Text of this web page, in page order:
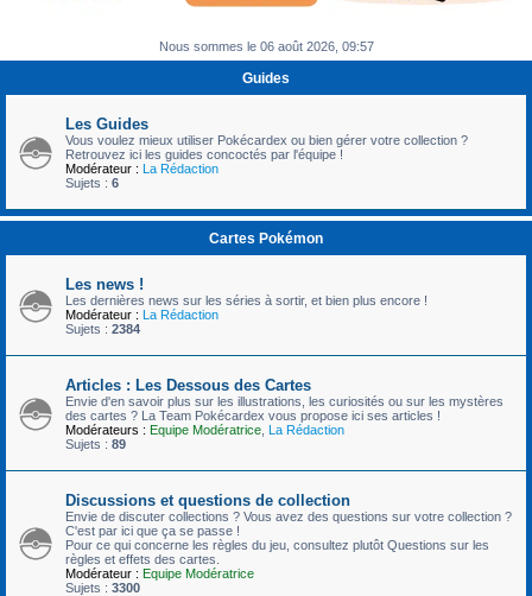
c
Nous sommes le 06 août 2026, 09:57
Guides
Les Guides
Vous voulez mieux utiliser Pokécardex ou bien gérer votre collection ?
Retrouvez ici les guides concoctés par l'équipe !
Modérateur : La Rédaction
Sujets : 6
Cartes Pokémon
Les news !
Les dernières news sur les séries à sortir, et bien plus encore !
Modérateur : La Rédaction
Sujets : 2384
Articles : Les Dessous des Cartes
Envie d'en savoir plus sur les illustrations, les curiosités ou sur les mystères
des cartes ? La Team Pokécardex vous propose ici ses articles !
Modérateurs : Equipe Modératrice La Rédaction
Sujets : 89
Discussions et questions de collection
Envie de discuter collections ? Vous avez des questions sur votre collection ?
C'est par ici que ça se passe !
Pour ce qui concerne les règles du jeu, consultez plutôt Questions sur les
règles et effets des cartes.
Modérateur : Equipe Modératrice
Sujets : 3300